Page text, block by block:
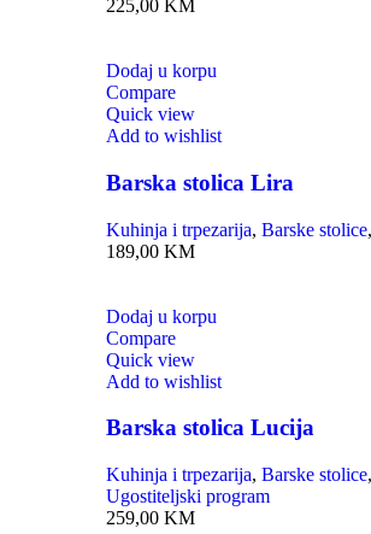
225,00 KM
Dodaj u korpu
Compare
Quick view
Add to wishlist
Barska stolica Lira
Kuhinja i trpezarija, Barske stolice,
189,00 KM
Dodaj u korpu
Compare
Quick view
Add to wishlist
Barska stolica Lucija
Kuhinja i trpezarija, Barske stolice,
Ugostiteljski program
259,00 KM